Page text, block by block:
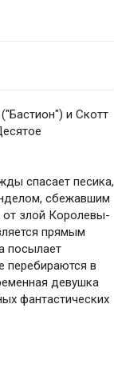
и Скотт
спасает песика,
сбежавшим
от злой Королевы-
прямым
посылает
перебираются в
девушка
фантастических